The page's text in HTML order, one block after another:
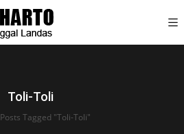
Toli-Toli
Posts Tagged "Toli-Toli"